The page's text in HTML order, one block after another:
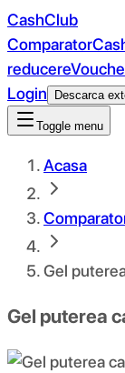
CashClub
Comparator
reducere
Login
Descarca
Toggle menu
Acasa
Gel
Gel puterea